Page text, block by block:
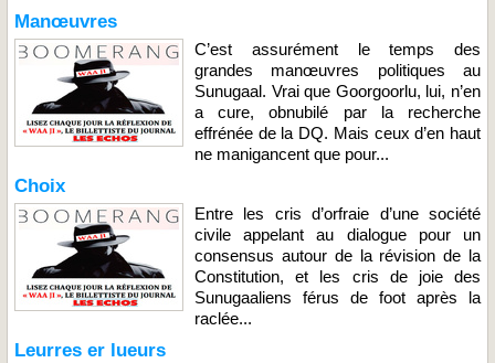
Manœuvres
C’est assurément le temps des
grandes manœuvres politiques au
Sunugaal. Vrai que Goorgoorlu, lui, n’en
a cure, obnubilé par la recherche
effrénée de la DQ. Mais ceux d’en haut
ne manigancent que pour...
Choix
Entre les cris d’orfraie d’une société
civile appelant au dialogue pour un
consensus autour de la révision de la
Constitution, et les cris de joie des
Sunugaaliens férus de foot après la
raclée...
Leurres er lueurs